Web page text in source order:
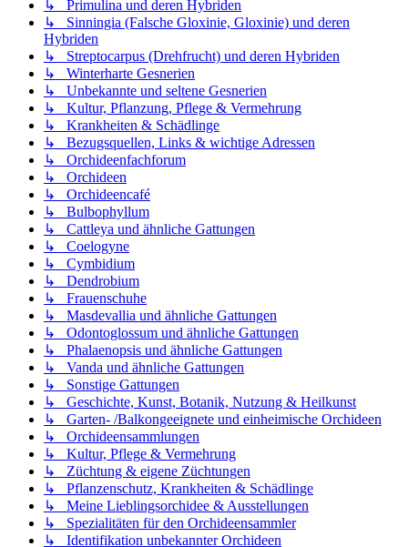
↳ Primulina und deren Hybriden
↳ Sinningia (Falsche Gloxinie, Gloxinie) und deren
Hybriden
↳ Streptocarpus (Drehfrucht) und deren Hybriden
↳ Winterharte Gesnerien
↳ Unbekannte und seltene Gesnerien
↳ Kultur, Pflanzung, Pflege & Vermehrung
↳ Krankheiten & Schädlinge
↳ Bezugsquellen, Links & wichtige Adressen
↳ Orchideenfachforum
↳ Orchideen
↳ Orchideencafé
↳ Bulbophyllum
↳ Cattleya und ähnliche Gattungen
↳ Coelogyne
↳ Cymbidium
↳ Dendrobium
↳ Frauenschuhe
↳ Masdevallia und ähnliche Gattungen
↳ Odontoglossum und ähnliche Gattungen
↳ Phalaenopsis und ähnliche Gattungen
↳ Vanda und ähnliche Gattungen
↳ Sonstige Gattungen
↳ Geschichte, Kunst, Botanik, Nutzung & Heilkunst
↳ Garten- /Balkongeeignete und einheimische Orchideen
↳ Orchideensammlungen
↳ Kultur, Pflege & Vermehrung
↳ Züchtung & eigene Züchtungen
↳ Pflanzenschutz, Krankheiten & Schädlinge
↳ Meine Lieblingsorchidee & Ausstellungen
↳ Spezialitäten für den Orchideensammler
↳ Identifikation unbekannter Orchideen